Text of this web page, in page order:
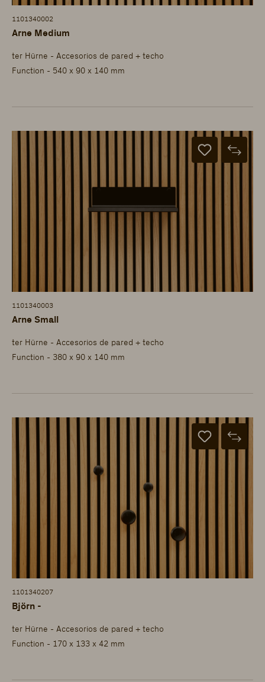
1101340002
Arne Medium
ter Hürne - Accesorios de pared + techo
Function - 540 x 90 x 140 mm
1101340003
Arne Small
ter Hürne - Accesorios de pared + techo
Function - 380 x 90 x 140 mm
1101340207
Björn -
ter Hürne - Accesorios de pared + techo
Function - 170 x 133 x 42 mm